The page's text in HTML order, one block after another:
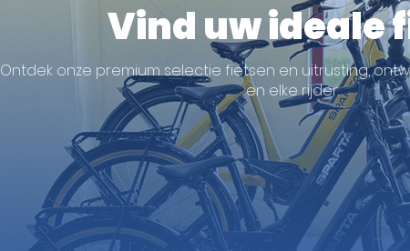
Vind uw ideale
Ontdek onze premium selectie fietsen en uitrusting,
en elke rijder.